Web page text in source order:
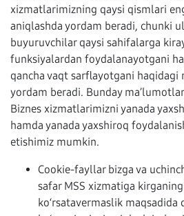
xizmatlarimizning qaysi qismlari
aniqlashda yordam beradi, chunki
buyuruvchilar qaysi sahifalarga
funksiyalardan foydalanayotgani
qancha vaqt sarflayotgani haqidagi
yordam beradi. Bunday
Biznes xizmatlarimizni yanada
hamda yanada yaxshiroq
etishimiz mumkin.
Cookie-fayllar bizga va
safar MSS xizmatiga
ko‘rsatavermaslik maqsadida